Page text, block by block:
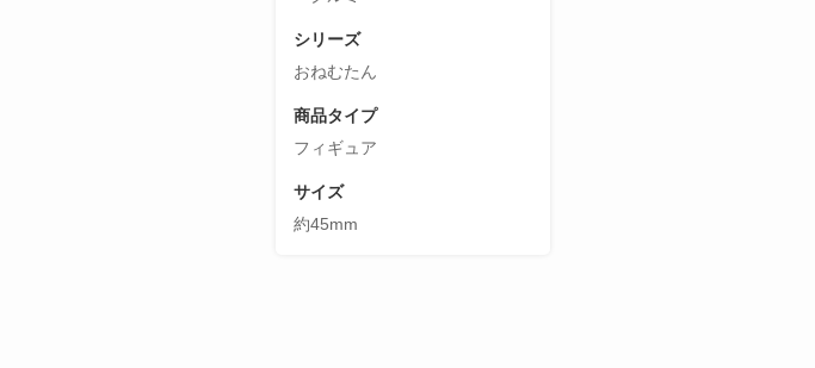
シリーズ
おねむたん
商品タイプ
フィギュア
サイズ
約45mm